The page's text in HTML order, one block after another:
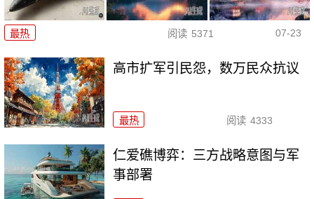
最热 阅读 5371 07-23
高市扩军引民怨，数万民众抗议
最热 阅读 4333
仁爱礁博弈：三方战略意图与军
事部署